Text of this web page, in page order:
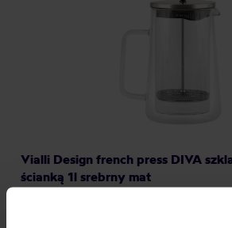
Vialli Design french press DIVA
ścianką 1l srebrny mat